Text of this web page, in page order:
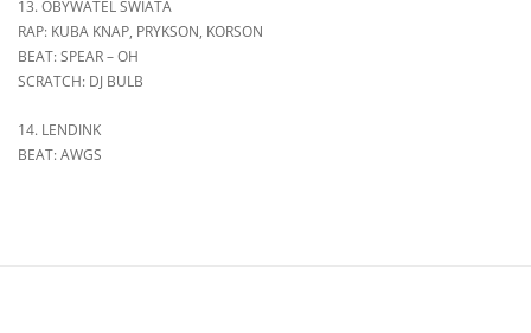
13. OBYWATEL ŚWIATA
RAP: KUBA KNAP, PRYKSON, KORSON
BEAT: SPEAR – OH
SCRATCH: DJ BULB
14. LENDINK
BEAT: AWGS